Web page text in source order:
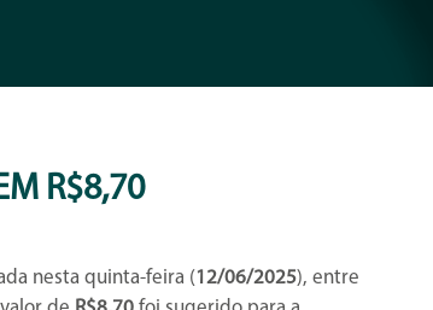
R$8,70
nesta quinta-feira (12/06/2025), entre